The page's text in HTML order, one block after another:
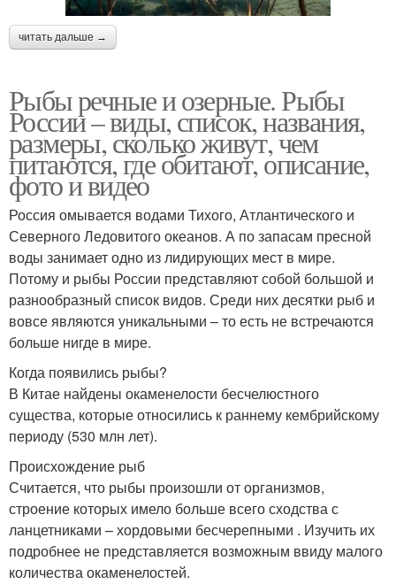
читать дальше →
Рыбы речные и озерные. Рыбы
России – виды, список, названия,
размеры, сколько живут, чем
питаются, где обитают, описание,
фото и видео
Россия омывается водами Тихого, Атлантического и
Северного Ледовитого океанов. А по запасам пресной
воды занимает одно из лидирующих мест в мире.
Потому и рыбы России представляют собой большой и
разнообразный список видов. Среди них десятки рыб и
вовсе являются уникальными – то есть не встречаются
больше нигде в мире.
Когда появились рыбы?
В Китае найдены окаменелости бесчелюстного
существа, которые относились к раннему кембрийскому
периоду (530 млн лет).
Происхождение рыб
Считается, что рыбы произошли от организмов,
строение которых имело больше всего сходства с
ланцетниками – хордовыми бесчерепными . Изучить их
подробнее не представляется возможным ввиду малого
количества окаменелостей.